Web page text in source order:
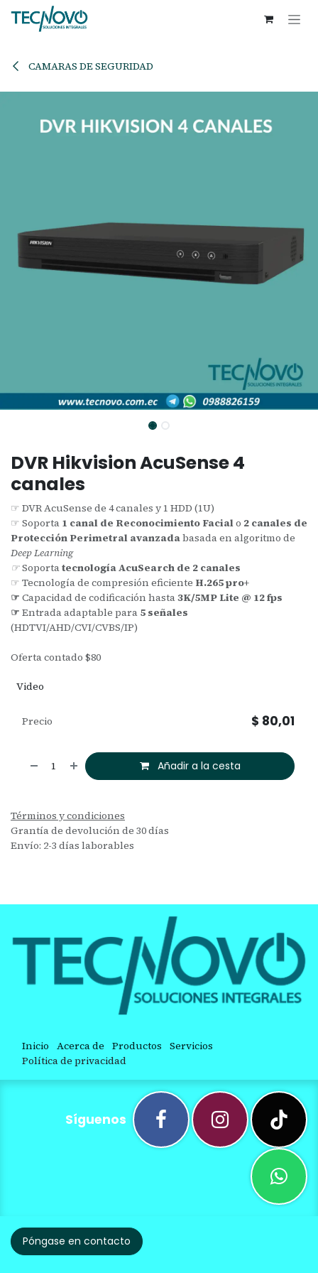
Ir al contenido
CAMARAS DE SEGURIDAD
DVR Hikvision AcuSense 4
canales
☞ DVR AcuSense de 4 canales y 1 HDD (1U)
☞ Soporta 1 canal de Reconocimiento Facialo 2 canales de
Protección Perimetral avanzadabasada en algoritmo de
Deep Learning
☞Soportatecnología AcuSearch de 2 canales
☞ Tecnología de compresión eficiente H.265 pro+
☞ Capacidad de codificación hasta3K/5MP Lite @ 12 fps
☞ Entrada adaptable para 5 señales
(HDTVI/AHD/CVI/CVBS/IP)
Oferta contado $80
Video
Añadir a la cesta
Precio $ 80,01
Términos y condiciones
Grantía de devolución de 30 días
Envío: 2-3 días laborables
Inicio Acerca de Productos Servicios
Política de privacidad
Síguenos
Póngase en contacto